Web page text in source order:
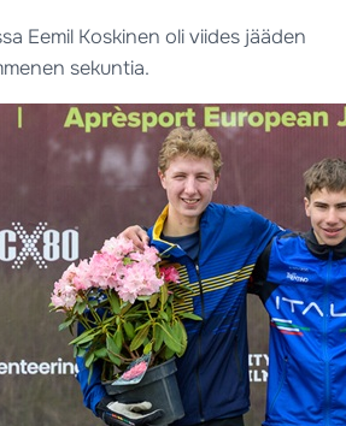
Eemil Koskinen oli viides jääden
sekuntia.